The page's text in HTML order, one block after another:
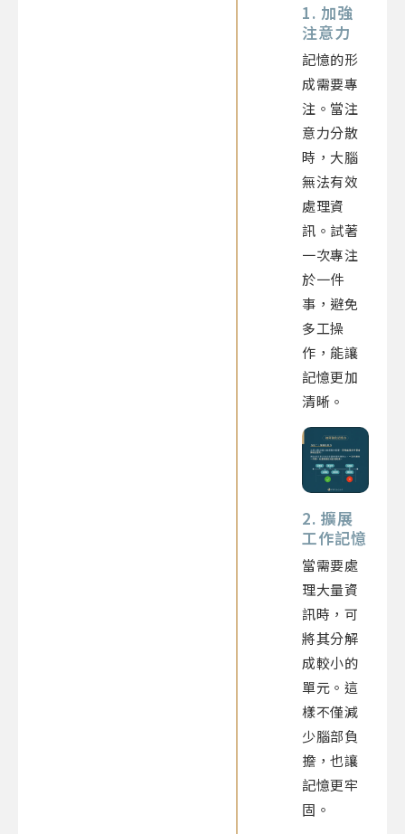
1. 加強
注意力
記憶的形
成需要專
注。當注
意力分散
時，大腦
無法有效
處理資
訊。試著
一次專注
於一件
事，避免
多工操
作，能讓
記憶更加
清晰。
2. 擴展
工作記憶
當需要處
理大量資
訊時，可
將其分解
成較小的
單元。這
樣不僅減
少腦部負
擔，也讓
記憶更牢
固。